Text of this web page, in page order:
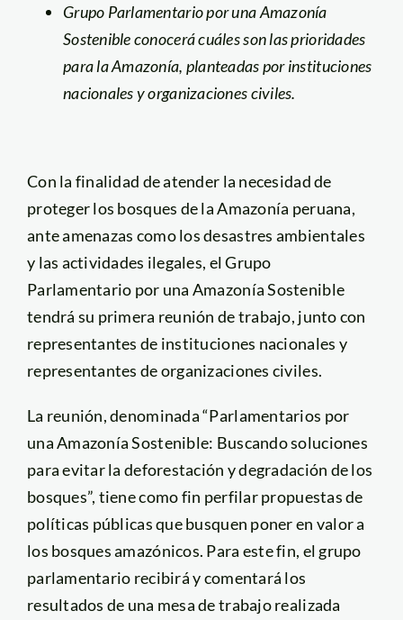
Grupo Parlamentario por una Amazonía
Sostenible conocerá cuáles son las prioridades
para la Amazonía, planteadas por instituciones
nacionales y organizaciones civiles.
Con la finalidad de atender la necesidad de
proteger los bosques de la Amazonía peruana,
ante amenazas como los desastres ambientales
y las actividades ilegales, el Grupo
Parlamentario por una Amazonía Sostenible
tendrá su primera reunión de trabajo, junto con
representantes de instituciones nacionales y
representantes de organizaciones civiles.
La reunión, denominada “Parlamentarios por
una Amazonía Sostenible: Buscando soluciones
para evitar la deforestación y degradación de los
bosques”, tiene como fin perfilar propuestas de
políticas públicas que busquen poner en valor a
los bosques amazónicos. Para este fin, el grupo
parlamentario recibirá y comentará los
resultados de una mesa de trabajo realizada